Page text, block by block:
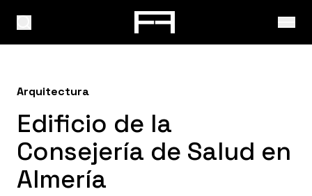
Arquitectura
Edificio de la
Consejería de Salud en
Almería